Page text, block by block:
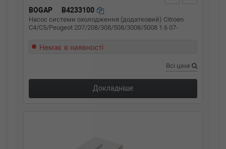
BOGAP B4233100
Насос системи охолодження (додатковий) Citroen
C4/C5/Peugeot 207/208/308/508/3008/5008 1.6 07-
Немає в наявності
Всі ціни
Докладніше